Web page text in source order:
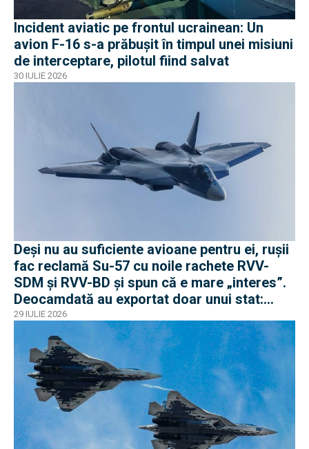
Incident aviatic pe frontul ucrainean: Un
avion F-16 s-a prăbușit în timpul unei misiuni
de interceptare, pilotul fiind salvat
30 IULIE 2026
Deși nu au suficiente avioane pentru ei, rușii
fac reclamă Su-57 cu noile rachete RVV-
SDM și RVV-BD și spun că e mare „interes”.
Deocamdată au exportat doar unui stat:
Algeria
29 IULIE 2026